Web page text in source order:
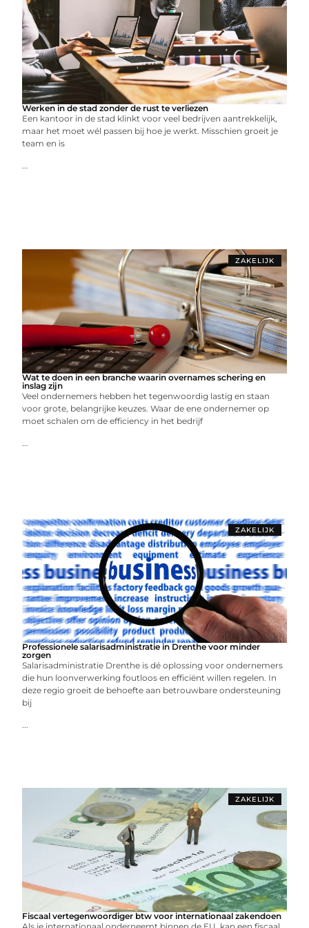
Werken in de stad zonder de rust te verliezen
Een kantoor in de stad klinkt voor veel bedrijven aantrekkelijk,
maar het moet wél passen bij hoe je werkt. Misschien groeit je
team en is
...
ZAKELIJK
Wat te doen in een branche waarin overnames schering en
inslag zijn
Veel ondernemers hebben het tegenwoordig lastig en staan
voor grote, belangrijke keuzes. Waar de ene ondernemer op
moet schalen om de efficiency in het bedrijf
...
ZAKELIJK
Professionele salarisadministratie in Drenthe voor minder
zorgen
Salarisadministratie Drenthe is dé oplossing voor ondernemers
die hun loonverwerking foutloos en efficiënt willen regelen. In
deze regio groeit de behoefte aan betrouwbare ondersteuning
bij
...
ZAKELIJK
Fiscaal vertegenwoordiger btw voor internationaal zakendoen